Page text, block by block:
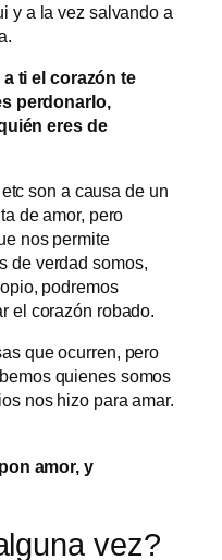
y a la vez salvando a
ti el corazón te
perdonarlo,
eres de
son a causa de un
de amor, pero
nos permite
de verdad somos,
podremos
el corazón robado.
que ocurren, pero
quienes somos
nos hizo para amar.
amor, y
vez?